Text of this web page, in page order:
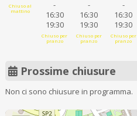
Chiuso al
mattino
-
16:30
19:30
Chiuso per
pranzo
-
16:30
19:30
Chiuso per
pranzo
-
16:30
19:30
Chiuso per
pranzo
Prossime chiusure
Non ci sono chiusure in programma.